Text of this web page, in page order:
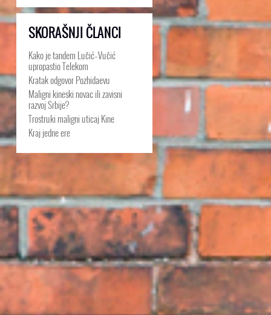
SKORAŠNJI ČLANCI
Kako je tandem Lučić–Vučić
upropastio Telekom
Kratak odgovor Pozhidaevu
Maligni kineski novac ili zavisni
razvoj Srbije?
Trostruki maligni uticaj Kine
Kraj jedne ere